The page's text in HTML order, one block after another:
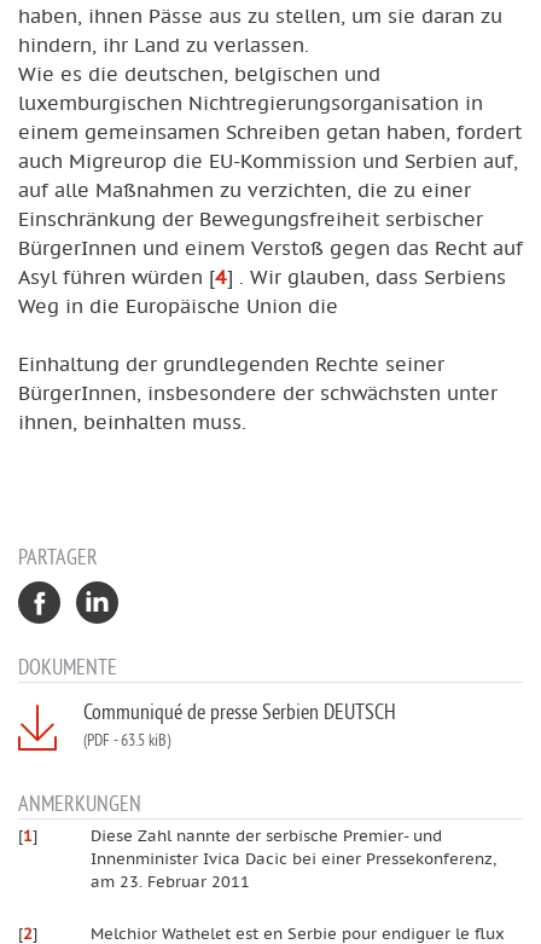
haben, ihnen Pässe aus zu stellen, um sie daran zu
hindern, ihr Land zu verlassen.
Wie es die deutschen, belgischen und
luxemburgischen Nichtregierungsorganisation in
einem gemeinsamen Schreiben getan haben, fordert
auch Migreurop die EU-Kommission und Serbien auf,
auf alle Maßnahmen zu verzichten, die zu einer
Einschränkung der Bewegungsfreiheit serbischer
BürgerInnen und einem Verstoß gegen das Recht auf
Asyl führen würden [4] . Wir glauben, dass Serbiens
Weg in die Europäische Union die
Einhaltung der grundlegenden Rechte seiner
BürgerInnen, insbesondere der schwächsten unter
ihnen, beinhalten muss.
PARTAGER
DOKUMENTE
Communiqué de presse Serbien DEUTSCH
(PDF-63.5 kiB)
ANMERKUNGEN
[1]
Diese Zahl nannte der serbische Premier- und
Innenminister Ivica Dacic bei einer Pressekonferenz,
am 23. Februar 2011
[2]
Melchior Wathelet est en Serbie pour endiguer le flux